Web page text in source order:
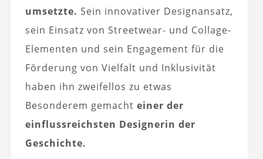
umsetzte. Sein innovativer Designansatz,
sein Einsatz von Streetwear- und Collage-
Elementen und sein Engagement für die
Förderung von Vielfalt und Inklusivität
haben ihn zweifellos zu etwas
Besonderem gemacht einer der
einflussreichsten Designerin der
Geschichte.